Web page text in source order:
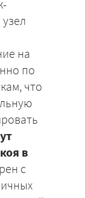
на
по
что
в
с